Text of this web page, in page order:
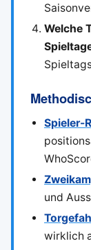
Welche
Spieler-
und
wirklich